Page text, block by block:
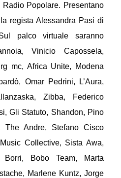
Radio Popolare. Presentano
regista Alessandra Pasi di
palco virtuale saranno
Vinicio Capossela,
mc, Africa Unite, Modena
Omar Pedrini, L’Aura,
Zibba, Federico
Gli Statuto, Shandon, Pino
The Andre, Stefano Cisco
Collective, Sista Awa,
Bobo Team, Marta
Marlene Kuntz, Jorge